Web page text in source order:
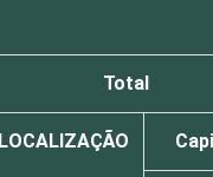
Total
LOCALIZAÇÃO